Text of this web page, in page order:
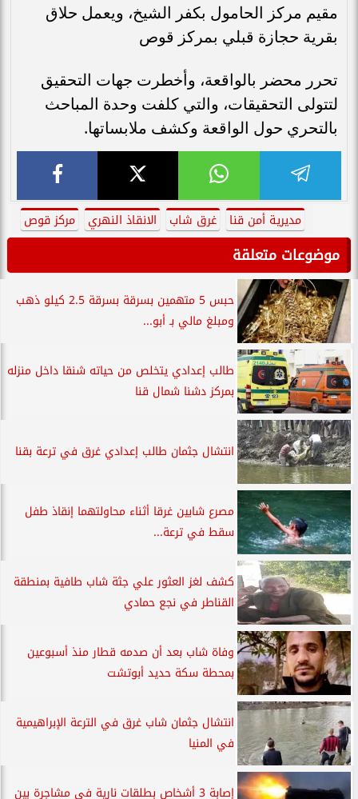
مقيم مركز الحامول بكفر الشيخ، ويعمل حلاق
بقرية حجازة قبلي بمركز قوص
تحرر محضر بالواقعة، وأخطرت جهات التحقيق
لتتولى التحقيقات، والتي كلفت وحدة المباحث
بالتحري حول الواقعة وكشف ملابساتها.
مديرية أمن قنا غرق شاب الانقاذ النهري مركز قوص
موضوعات متعلقة
حبس 5 متهمين بسرقة بسرقة 2.5 كيلو ذهب
ومبلغ مالي بـ أبو...
طالب إعدادي يتخلص من حياته شنقا داخل منزله
بمركز دشنا شمال قنا
انتشال جثمان طالب إعدادي غرق في ترعة بقنا
مصرع شابين غرقا أثناء محاولتهما إنقاذ طفل
سقط في ترعة...
كشف لغز العثور علي جثة شاب طافية بمنطقة
القناطر في نجع حمادي
وفاة شاب بعد أن صدمه قطار منذ أسبوعين
بمحطة سكة حديد أبوتشت
انتشال جثمان شاب غرق في الترعة الإبراهيمية
في المنيا
إصابة 3 أشخاص بطلقات نارية في مشاجرة بين